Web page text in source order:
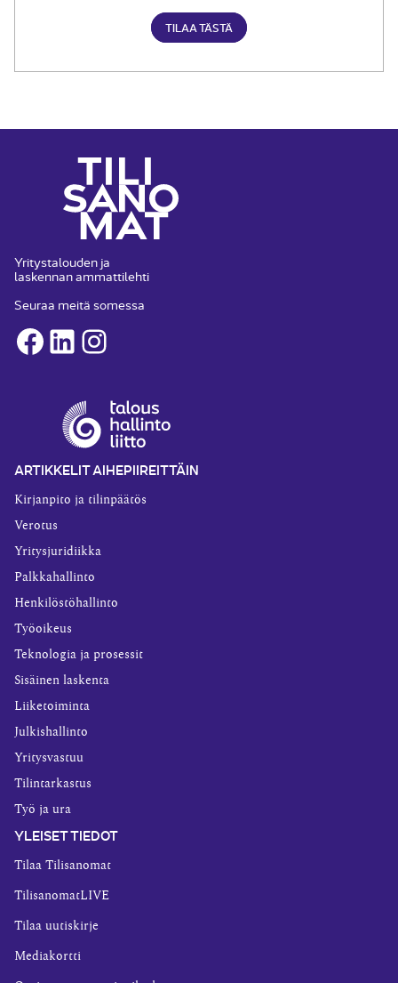
TILAA TÄSTÄ
Yritystalouden ja
laskennan ammattilehti
Seuraa meitä somessa
Facebook
LinkedInInstagram
ARTIKKELIT AIHEPIIREITTÄIN
Kirjanpito ja tilinpäätös
Verotus
Yritysjuridiikka
Palkkahallinto
Henkilöstöhallinto
Työoikeus
Teknologia ja prosessit
Sisäinen laskenta
Liiketoiminta
Julkishallinto
Yritysvastuu
Tilintarkastus
Työ ja ura
YLEISET TIEDOT
Tilaa Tilisanomat
TilisanomatLIVE
Tilaa uutiskirje
Mediakortti